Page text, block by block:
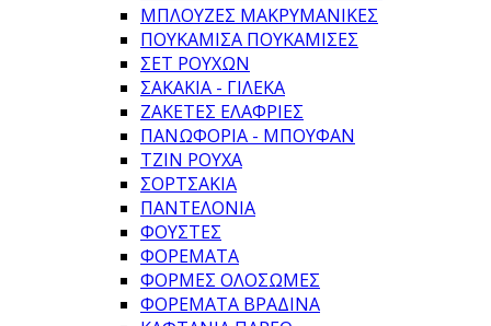
ΜΠΛΟΎΖΕΣ ΜΑΚΡΥΜΆΝΙΚΕΣ
ΠΟΥΚΆΜΙΣΑ ΠΟΥΚΑΜΊΣΕΣ
ΣΕΤ ΡΟΎΧΩΝ
ΣΑΚΆΚΙΑ - ΓΙΛΈΚΑ
ΖΑΚΈΤΕΣ ΕΛΑΦΡΙΈΣ
ΠΑΝΩΦΌΡΙΑ - ΜΠΟΥΦΆΝ
ΤΖΙΝ ΡΟΎΧΑ
ΣΟΡΤΣΆΚΙΑ
ΠΑΝΤΕΛΌΝΙΑ
ΦΟΎΣΤΕΣ
ΦΟΡΈΜΑΤΑ
ΦΌΡΜΕΣ ΟΛΌΣΩΜΕΣ
ΦΟΡΈΜΑΤΑ ΒΡΑΔΙΝΆ